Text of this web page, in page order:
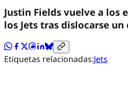
Justin Fields vuelve a los
los Jets tras dislocarse
Etiquetas relacionadas:Jets